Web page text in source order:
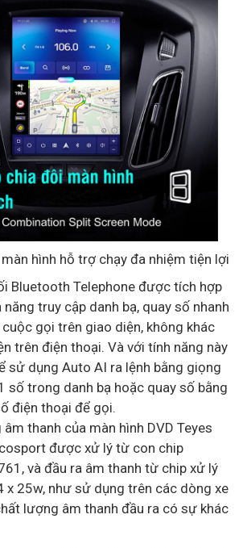
hình hỗ trợ chạy đa nhiệm tiện lợi
Bluetooth Telephone được tích hợp
năng truy cập danh bạ, quay số nhanh
gọi trên giao diện, không khác
trên điện thoại. Và với tính năng này
sử dụng Auto AI ra lệnh bằng giọng
số trong danh bạ hoặc quay số bằng
điện thoại để gọi.
thanh của màn hình DVD Teyes
được xử lý từ con chip
và đầu ra âm thanh từ chip xử lý
x 25w, như sử dụng trên các dòng xe
lượng âm thanh đầu ra có sự khác